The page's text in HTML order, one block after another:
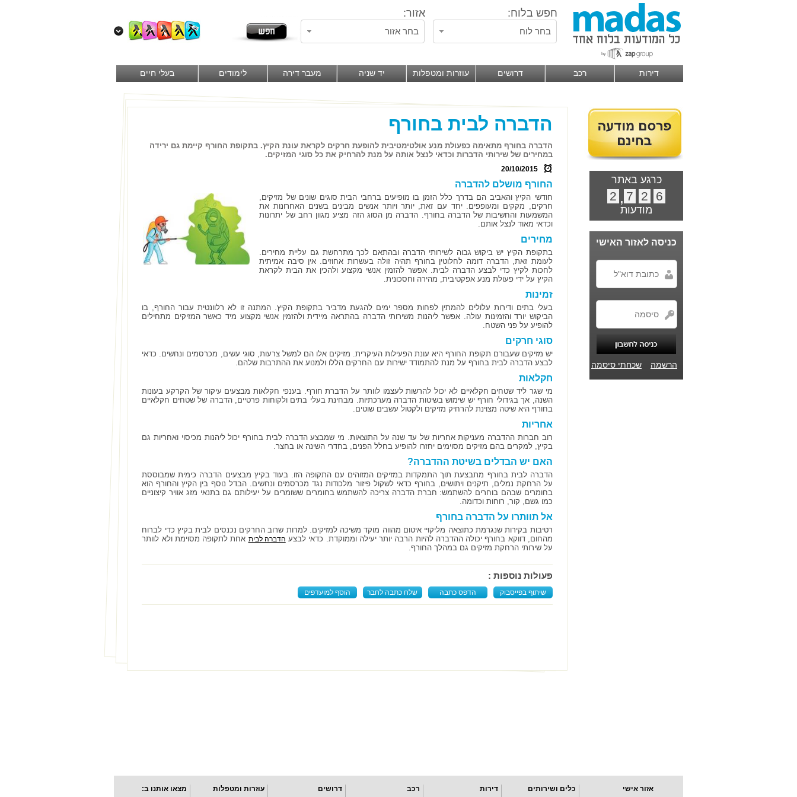
חפש בלוח: אזור:
בחר לוח בחר אזור
דירות רכב דרושים עוזרות ומטפלות יד שניה מעבר דירה לימודים בעלי חיים
כרגע באתר
6
2
7
,
2
מודעות
כניסה לאזור האישי
הרשמה שכחתי סיסמה
הדברה לבית בחורף
הדברה בחורף מתאימה כפעולת מנע אולטימטיבית להופעת חרקים לקראת עונת הקיץ. בתקופת החורף קיימת גם ירידה
במחירים של שירותי הדברות וכדאי לנצל אותה על מנת להרחיק את כל סוגי המזיקים.
20/10/2015
החורף מושלם להדברה
חודשי הקיץ והאביב הם בדרך כלל הזמן בו מופיעים ברחבי הבית סוגים שונים של מזיקים,
חרקים, מקקים ומעופפים. יחד עם זאת, יותר ויותר אנשים מבינים בשנים האחרונות את
המשמעות והחשיבות של הדברה בחורף. הדברה מן הסוג הזה מציע מגוון רחב של יתרונות
וכדאי מאוד לנצל אותם.
מחירים
בתקופת הקיץ יש ביקוש גבוה לשירותי הדברה ובהתאם לכך מתרחשת גם עליית מחירים.
לעומת זאת, הדברה דומה לחלוטין בחורף תהיה זולה בעשרות אחוזים. אין סיבה אמיתית
לחכות לקיץ כדי לבצע הדברה לבית. אפשר להזמין אנשי מקצוע ולהכין את הבית לקראת
הקיץ על ידי פעולת מנע אפקטיבית, מהירה וחסכונית.
זמינות
בעלי בתים ודירות עלולים להמתין לפחות מספר ימים להגעת מדביר בתקופת הקיץ. המתנה זו לא רלוונטית עבור החורף, בו
הביקוש יורד והזמינות עולה. אפשר ליהנות משירותי הדברה בהתראה מיידית ולהזמין אנשי מקצוע מיד כאשר המזיקים מתחילים
להופיע על פני השטח.
סוגי חרקים
יש מזיקים שעבורם תקופת החורף היא עונת הפעילות העיקרית. מזיקים אלו הם למשל צרעות, סוגי עשים, מכרסמים ונחשים. כדאי
לבצע הדברה לבית בחורף על מנת להתמודד ישירות עם החרקים הללו ולמנוע את ההתרבות שלהם.
חקלאות
מי שגר ליד שטחים חקלאיים לא יכול להרשות לעצמו לוותר על הדברת חורף. בענפי חקלאות מבצעים עיקור של הקרקע בעונות
השנה, אך בגידולי חורף יש שימוש בשיטות הדברה מערכתיות. מבחינת בעלי בתים ולקוחות פרטיים, הדברה של שטחים חקלאיים
בחורף היא שיטה מצוינת להרחיק מזיקים ולקטול עשבים שוטים.
אחריות
רוב חברות ההדברה מעניקות אחריות של עד שנה על התוצאות. מי שמבצע הדברה לבית בחורף יכול ליהנות מכיסוי ואחריות גם
בקיץ, למקרים בהם מזיקים מסוימים יחזרו להופיע בחלל הפנים, בחדרי השינה או בחצר.
האם יש הבדלים בשיטת ההדברה?
הדברה לבית בחורף מתבצעת תוך התמקדות במזיקים המזוהים עם התקופה הזו. בעוד בקיץ מבצעים הדברה כימית שמבוססת
על הרחקת נמלים, תיקנים ויתושים, בחורף כדאי לשקול פיזור מלכודות נגד מכרסמים ונחשים. הבדל נוסף בין הקיץ והחורף הוא
בחומרים שבהם בוחרים להשתמש: חברת הדברה צריכה להשתמש בחומרים ששומרים על יעילותם גם בתנאי מזג אוויר קיצוניים
כמו גשם, קור, רוחות וכדומה.
אל תוותרו על הדברה בחורף
רטיבות בקירות שנגרמת כתוצאה מליקויי איטום מהווה מוקד משיכה למזיקים. למרות שרוב החרקים נכנסים לבית בקיץ כדי לברוח
מהחום, דווקא בחורף יכולה ההדברה להיות הרבה יותר יעילה וממוקדת. כדאי לבצע הדברה לבית אחת לתקופה מסוימת ולא לוותר
על שירותי הרחקת מזיקים גם במהלך החורף.
פעולות נוספות :
שיתוף בפייסבוק הדפס כתבה שלח כתבה לחבר הוסף למועדפים
אזור אישי כלים ושירותים דירות רכב דרושים עוזרות ומטפלות מצאו אותנו ב: